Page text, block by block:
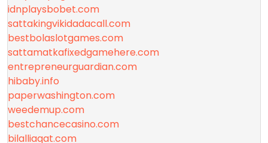
idnplaysbobet.com
sattakingvikidadacall.com
bestbolaslotgames.com
sattamatkafixedgamehere.com
entrepreneurguardian.com
hibaby.info
paperwashington.com
weedemup.com
bestchancecasino.com
bilalliaqat.com